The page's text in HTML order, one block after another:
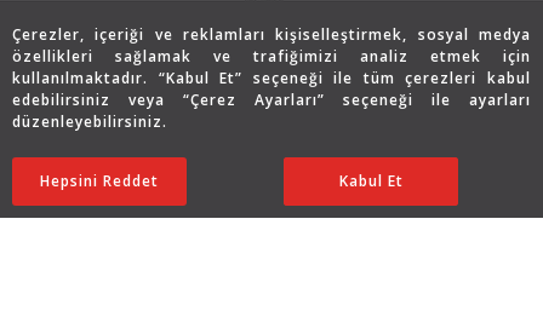
Çerezler, içeriği ve reklamları kişiselleştirmek, sosyal medya
özellikleri sağlamak ve trafiğimizi analiz etmek için
kullanılmaktadır. “Kabul Et” seçeneği ile tüm çerezleri kabul
edebilirsiniz veya “Çerez Ayarları” seçeneği ile ayarları
düzenleyebilirsiniz.
Ayarları Düzenle
Hepsini Reddet Kabul Et
Copyright © 2026 Assos Pırlanta - Bu sitenin tüm hakları